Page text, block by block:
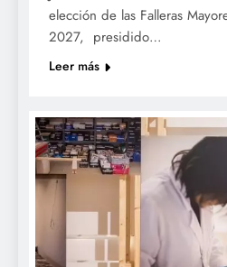
elección de las Falleras
2027, presidido…
Leer más